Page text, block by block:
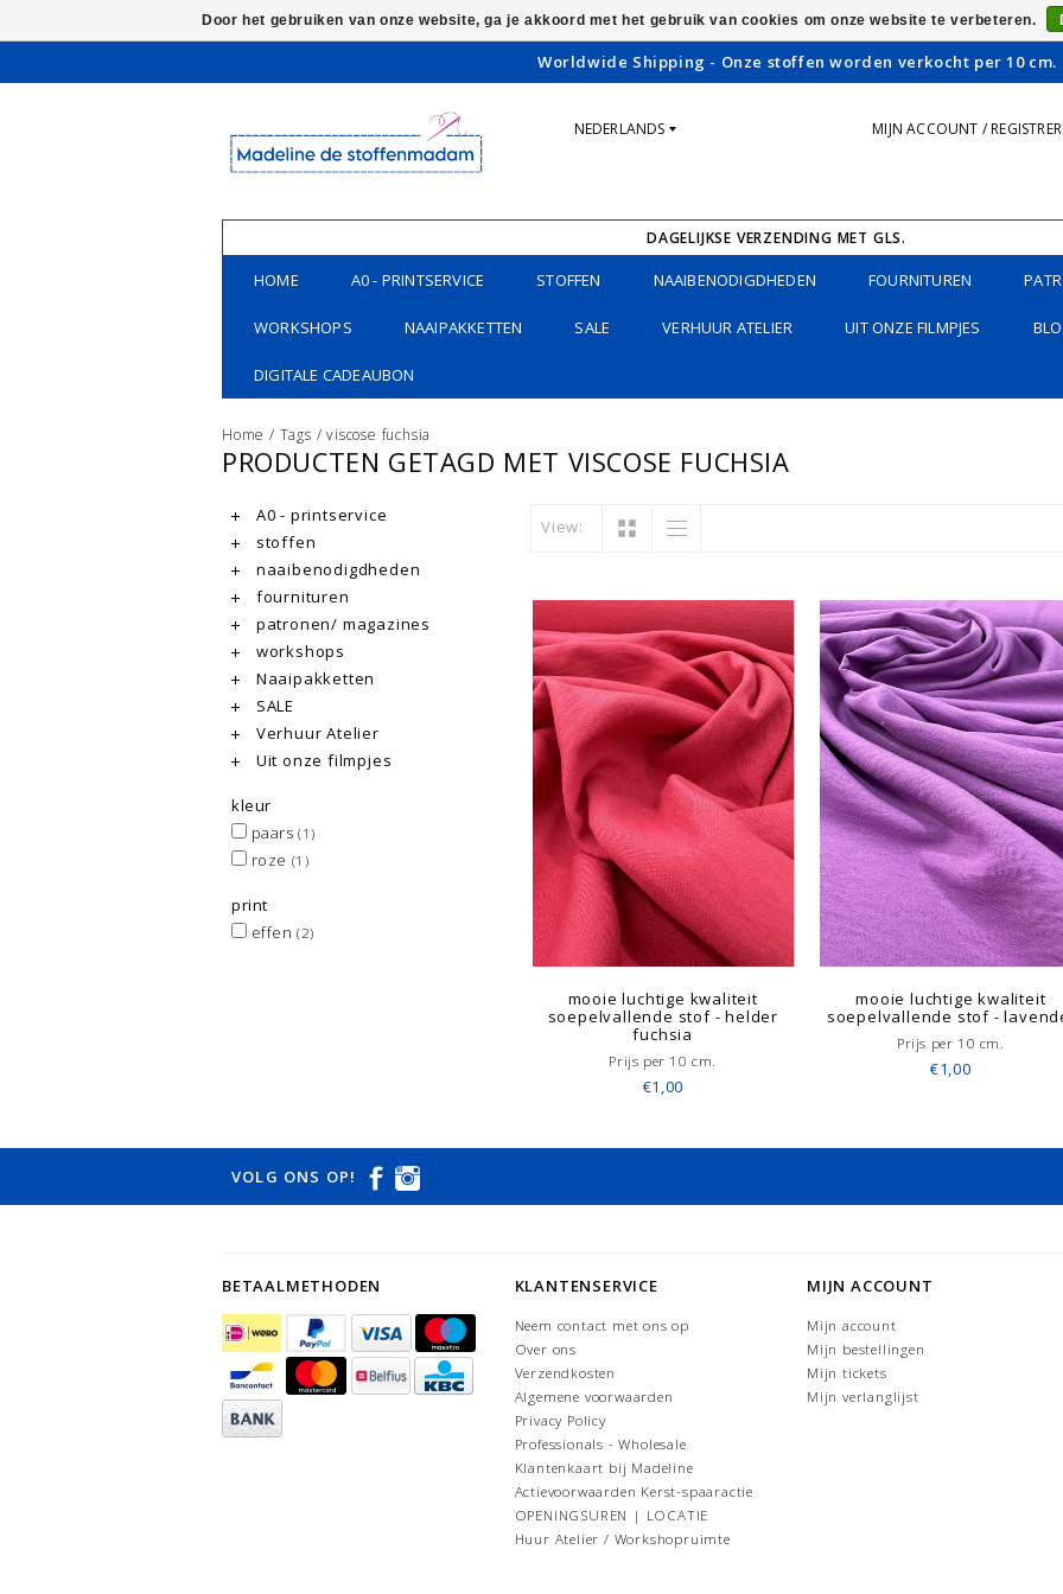
Worldwide Shipping - Onze stoffen worden verkocht per 10 cm.
NEDERLANDS MIJN ACCOUNT /
DAGELIJKSE VERZENDING MET GLS.
HOME A0 - PRINTSERVICE STOFFEN NAAIBENODIGDHEDEN FOURNITUREN
WORKSHOPS NAAIPAKKETTEN SALE VERHUUR ATELIER UIT ONZE FILMPJES
DIGITALE CADEAUBON
Home / Tags /viscose fuchsia
PRODUCTEN GETAGD MET VISCOSE FUCHSIA
A0 - printservice
stoffen
naaibenodigdheden
fournituren
patronen/ magazines
workshops
Naaipakketten
SALE
Verhuur Atelier
Uit onze filmpjes
kleur
paars(1)
roze (1)
print
effen(2)
View:
mooie luchtige kwaliteit
soepelvallende stof - helder
fuchsia
Prijs per 10 cm.
€1,00
mooie luchtige kwaliteit
soepelvallende stof -
Prijs per 10 cm.
€1,00
VOLG ONS OP!
BETAALMETHODEN KLANTENSERVICE
Neem contact met ons op
Over ons
Verzendkosten
Algemene voorwaarden
Privacy Policy
Professionals - Wholesale
Klantenkaart bij Madeline
Actievoorwaarden Kerst-spaaractie
OPENINGSUREN | LOCATIE
Huur Atelier / Workshopruimte
MIJN ACCOUNT
Mijn account
Mijn bestellingen
Mijn tickets
Mijn verlanglijst
Door het gebruiken van onze website, ga je akkoord met het gebruik van cookies om onze website te verbeteren.